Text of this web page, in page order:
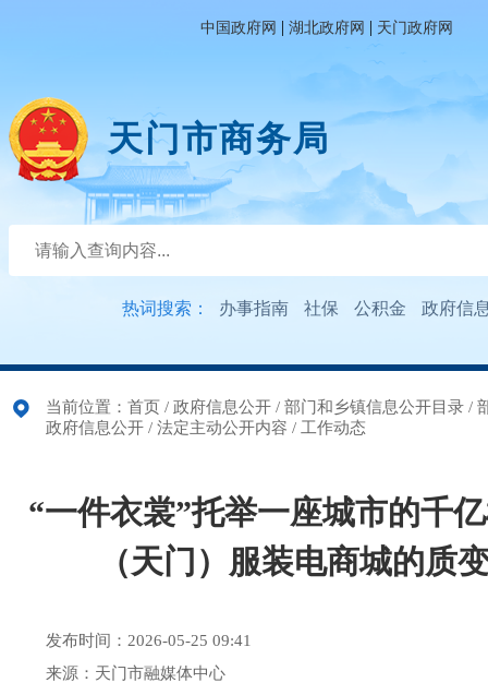
中国政府网 | 湖北政府网 | 天门政府网
天门市商务局
热词搜索： 办事指南 社保 公积金 政府信
当前位置： 首页 / 政府信息公开 / 部门和乡镇信息公开目录 /
政府信息公开 / 法定主动公开内容 / 工作动态
“一件衣裳”托举一座城市的千
（天门）服装电商城的质
发布时间：2026-05-25 09:41
来源：天门市融媒体中心